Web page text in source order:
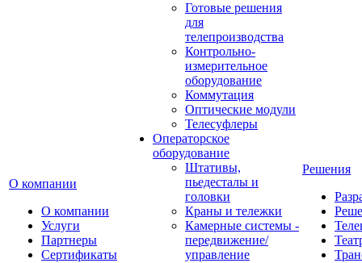
О компании
О компании
Услуги
Партнеры
Сертификаты
Готовые решения
для
телепроизводства
Контрольно-
измерительное
оборудование
Коммутация
Оптические модули
Телесуфлеры
Операторское
оборудование
Штативы,
пьедесталы и
головки
Краны и тележки
Камерные системы -
передвижение/
управление
Решения